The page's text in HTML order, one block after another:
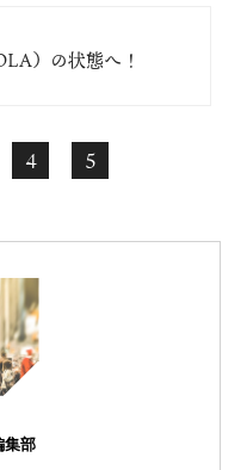
）の状態へ！
4 5
部